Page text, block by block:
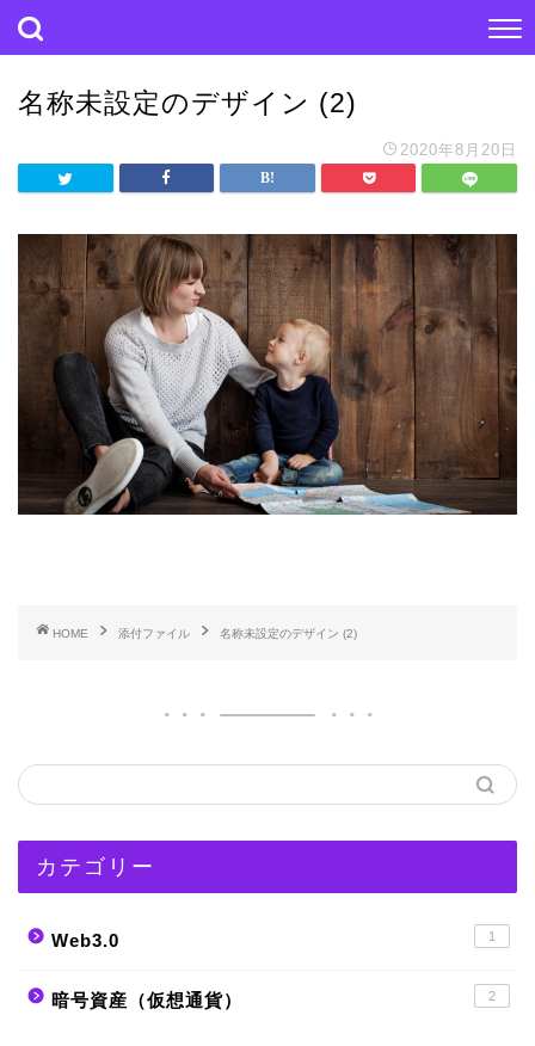
名称未設定のデザイン (2)
2020年8月20日
HOME 添付ファイル 名称未設定のデザイン (2)
カテゴリー
Web3.0 1
暗号資産（仮想通貨） 2